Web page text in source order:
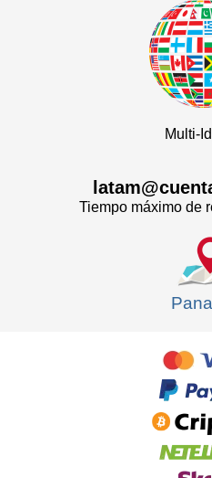
Multi-
Tiempo máximo de